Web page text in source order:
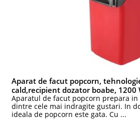
Aparat de facut popcorn,
cald,recipient dozator boabe, 1200
Aparatul de facut popcorn prepara
dintre cele mai indragite gustari. In
ideala de popcorn este gata. Cu ...